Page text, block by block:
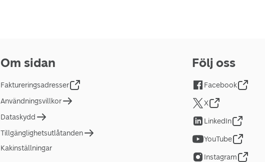
Om sidan
Faktureringsadresser
Användningsvillkor
Dataskydd
Tillgänglighetsutlåtanden
Kakinställningar
Följ oss
Facebook
X
LinkedIn
YouTube
Instagram